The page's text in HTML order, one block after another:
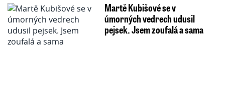
Martě Kubišové se v
úmorných vedrech udusil
pejsek. Jsem zoufalá a sama